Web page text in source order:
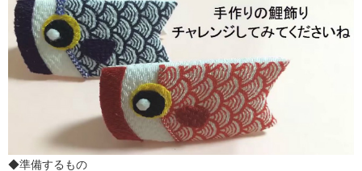
◆準備するもの